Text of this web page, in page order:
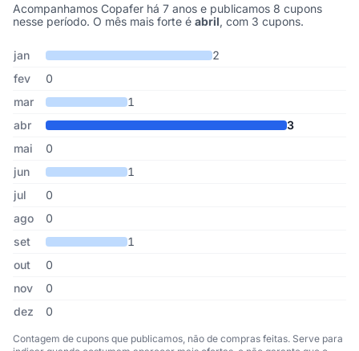
Acompanhamos Copafer há 7 anos e publicamos 8 cupons
nesse período. O mês mais forte é abril, com 3 cupons.
Cupons de Copafer publicados por mês, somando os últimos 7
Mês Cupons publicadosDesconto médio
jan
2
fev
0
mar
1
abr
3
mai
0
jun
1
jul
0
ago
0
set
1
out
0
nov
0
dez
0
Contagem de cupons que publicamos, não de compras feitas. Serve para